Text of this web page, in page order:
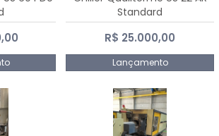
Standard
R$ 25.000,00
Lançamento